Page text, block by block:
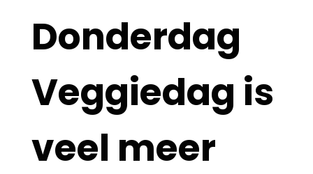
Donderdag
Veggiedag is
veel meer